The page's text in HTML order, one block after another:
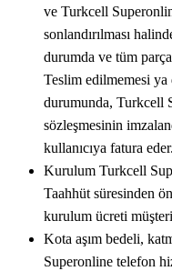
ve Turkcell
sonlandırılması
durumda ve tüm
Teslim edilmemesi ya
durumunda, Turkcell
sözleşmesinin
kullanıcıya fatura eder.
Kurulum Turkcell
Taahhüt süresinden
kurulum ücreti
Kota aşım bedeli,
Superonline telefon